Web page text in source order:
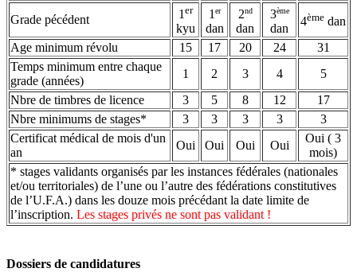
* stages validants organisés par les instances fédérales (nationales
et/ou territoriales) de l’une ou l’autre des fédérations constitutives
de l’U.F.A.) dans les douze mois précédant la date limite de
l’inscription. Les stages privés ne sont pas validant !
Grade pécédent 1 er
kyu
1 er
dan
2nd
dan
3ème
dan
4ème dan
Age minimum révolu
15 17 20 24
31
Temps minimum entre chaque
grade (années)
1 2 3 4
5
Nbre de timbres de licence
3 5 8 12
17
Nbre minimums de stages*
3 3 3 3
3
Certificat médical de mois d'un
an
Oui Oui Oui Oui
Oui ( 3
mois)
Dossiers de candidatures